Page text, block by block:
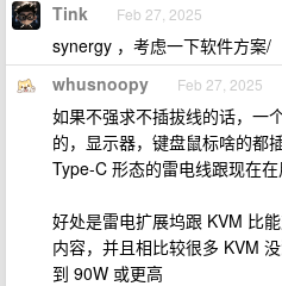
Tink Feb 27, 2025
synergy ，考虑一下软件方案/
whusnoopy Feb 27, 2025
如果不强求不插拔线的话，一
的，显示器，键盘鼠标啥的都
Type-C 形态的雷电线跟现在
好处是雷电扩展坞跟 KVM 比
内容，并且相比较很多 KVM
到 90W 或更高